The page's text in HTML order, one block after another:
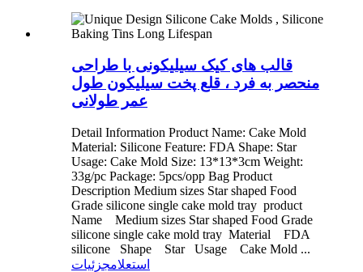
قالب های کیک سیلیکونی با طراحی
منحصر به فرد ، قلع پخت سیلیکون طول
عمر طولانی
Detail Information Product Name: Cake Mold
Material: Silicone Feature: FDA Shape: Star
Usage: Cake Mold Size: 13*13*3cm Weight:
33g/pc Package: 5pcs/opp Bag Product
Description Medium sizes Star shaped Food
Grade silicone single cake mold tray product
Name Medium sizes Star shaped Food Grade
silicone single cake mold tray Material FDA
silicone Shape Star Usage Cake Mold ...
استعلامجزئیات